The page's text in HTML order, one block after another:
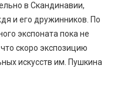
в Скандинавии,
и его дружинников. По
экспоната пока не
скоро экспозицию
искусств им. Пушкина